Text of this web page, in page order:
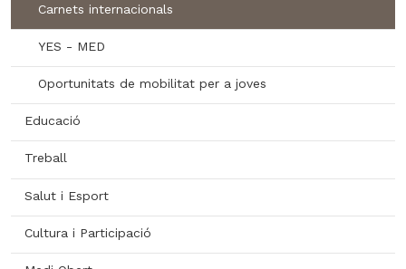
Carnets internacionals
YES - MED
Oportunitats de mobilitat per a joves
Educació
Treball
Salut i Esport
Cultura i Participació